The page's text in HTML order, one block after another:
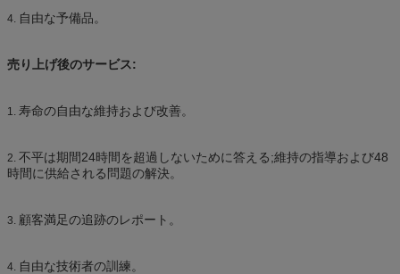
4. 自由な予備品。
売り上げ後のサービス:
1. 寿命の自由な維持および改善。
2. 不平は期間24時間を超過しないために答える;維持の指導および48
時間に供給される問題の解決。
3. 顧客満足の追跡のレポート。
4. 自由な技術者の訓練。